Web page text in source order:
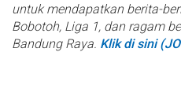
untuk mendapatkan berita-
Bobotoh, Liga 1, dan ragam
Bandung Raya. Klik di sini